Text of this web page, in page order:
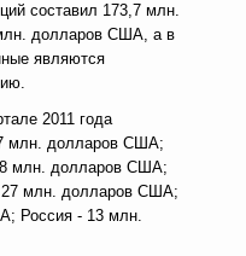
составил 173,7 млн.
долларов США, а в
являются
2011 года
млн. долларов США;
млн. долларов США;
27 млн. долларов США;
Россия - 13 млн.